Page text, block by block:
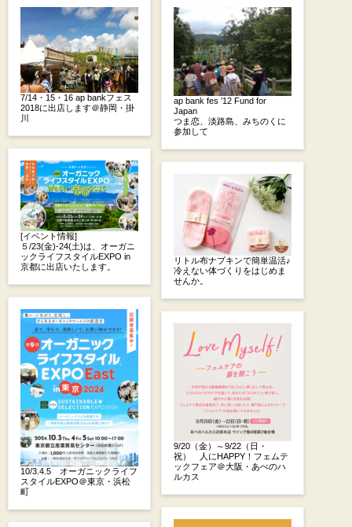
7/14・15・16 ap bankフェス
2018に出店します＠静岡・掛
川
[イベント情報]
５/23(金)-24(土)は、オーガニ
ックライフスタイルEXPO in
京都に出店いたします。
10/3.4.5 オーガニックライフ
スタイルEXPO＠東京・浜松
町
ap bank fes ’12 Fund for
Japan
つま恋、淡路島、みちのくに
参加して
リトル布ナプキンで簡単温活♪
冷えない体づくりをはじめま
せんか。
9/20（金）～9/22（日・
祝） 人にHAPPY！フェムテ
ックフェア＠大阪・あべのハ
ルカス